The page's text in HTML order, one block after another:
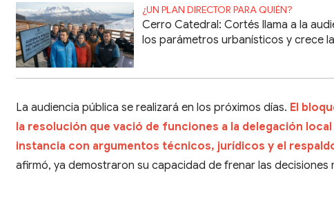
¿UN PLAN DIRECTOR PARA QUIÉN?
Cerro Catedral: Cortés llama a la
los parámetros urbanísticos y crece
La audiencia pública se realizará en los próximos días. El
la resolución que vació de funciones a la delegación
instancia con argumentos técnicos, jurídicos y el
afirmó, ya demostraron su capacidad de frenar las